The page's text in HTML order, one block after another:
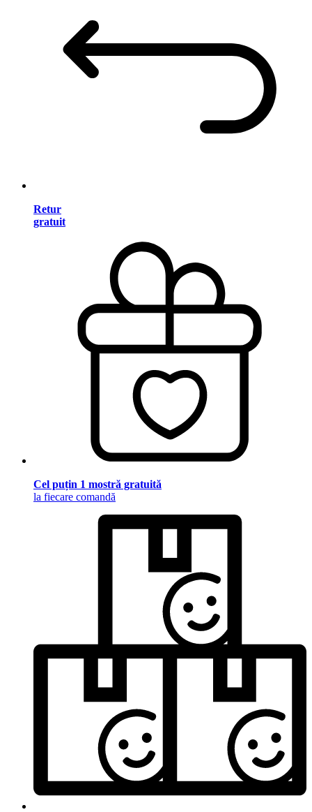
Retur
gratuit
Cel puțin 1 mostră gratuită
la fiecare comandă